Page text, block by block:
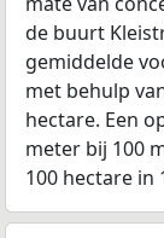
de buurt
gemiddelde
met behulp
hectare. Een
meter bij 100
100 hectare in